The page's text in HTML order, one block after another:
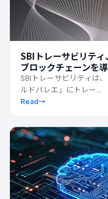
SBIトレーサビリテ
ブロックチェーンを
張
SBIトレーサビリティは
ルドバレエ」にトレー...
Read→